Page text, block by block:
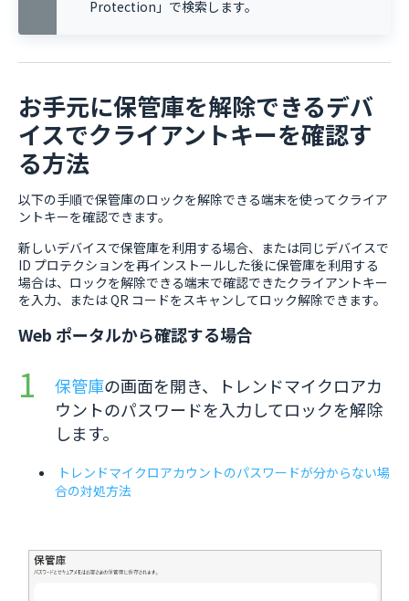
Protection」で検索します。
お手元に保管庫を解除できるデバ
イスでクライアントキーを確認す
る方法
以下の手順で保管庫のロックを解除できる端末を使ってクライア
ントキーを確認できます。
新しいデバイスで保管庫を利用する場合、または同じデバイスで
ID プロテクションを再インストールした後に保管庫を利用する
場合は、ロックを解除できる端末で確認できたクライアントキー
を入力、または QR コードをスキャンしてロック解除できます。
Web ポータルから確認する場合
保管庫の画面を開き、トレンドマイクロアカ
ウントのパスワードを入力してロックを解除
します。
トレンドマイクロアカウントのパスワードが分からない場
合の対処方法